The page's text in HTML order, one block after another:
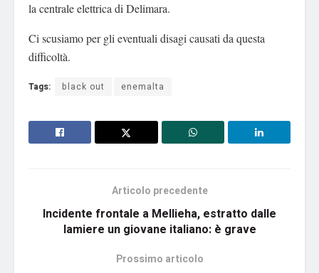
la centrale elettrica di Delimara.
Ci scusiamo per gli eventuali disagi causati da questa
difficoltà.
Tags: black out enemalta
Articolo precedente
Incidente frontale a Mellieha, estratto dalle
lamiere un giovane italiano: è grave
Prossimo articolo